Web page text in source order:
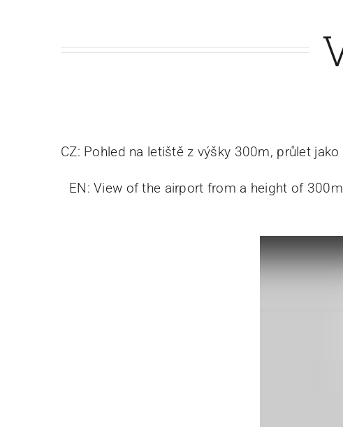
CZ: Pohled na letiště z výšky 300m, průlet
EN: View of the airport from a height of